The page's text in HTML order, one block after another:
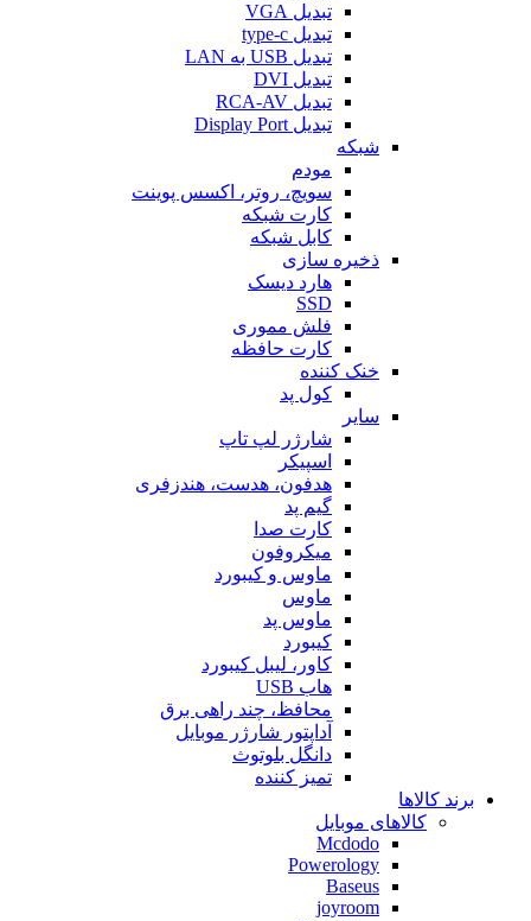
تبدیل VGA
تبدیل type-c
تبدیل USB به LAN
تبدیل DVI
تبدیل RCA-AV
تبدیل Display Port
شبکه
مودم
سویچ، روتر، اکسس پوینت
کارت شبکه
کابل شبکه
ذخیره سازی
هارد دیسک
SSD
فلش مموری
کارت حافظه
خنک کننده
کول پد
سایر
شارژر لپ تاپ
اسپیکر
هدفون، هدست، هندزفری
گیم پد
کارت صدا
میکروفون
ماوس و کیبورد
ماوس
ماوس پد
کیبورد
کاور، لیبل کیبورد
هاب USB
محافظ، چند راهی برق
آداپتور شارژر موبایل
دانگل بلوتوث
تمیز کننده
برند کالاها
کالاهای موبایل
Mcdodo
Powerology
Baseus
joyroom